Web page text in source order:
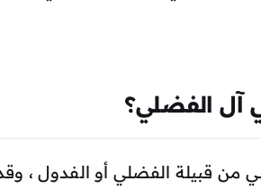
آل الفضلي؟
من قبيلة الفضلي أو الفدول ،